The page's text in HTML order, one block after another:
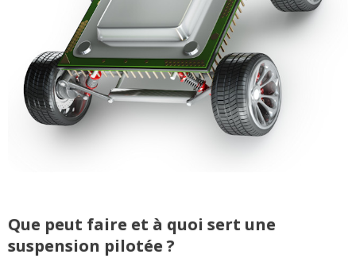
Que peut faire et à quoi sert une
suspension pilotée ?